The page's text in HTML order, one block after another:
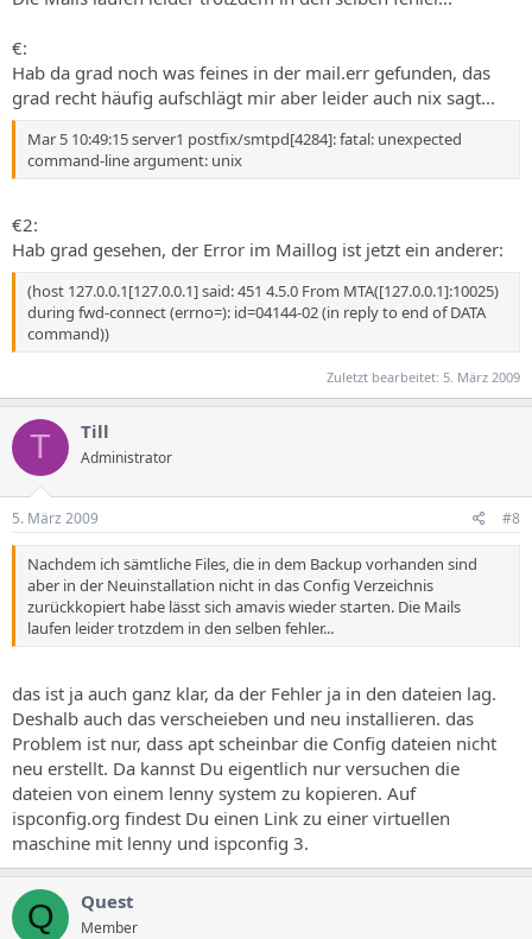
€:
Hab da grad noch was feines in der mail.err gefunden, das
grad recht häufig aufschlägt mir aber leider auch nix sagt...
Mar 5 10:49:15 server1 postfix/smtpd[4284]: fatal: unexpected
command-line argument: unix
€2:
Hab grad gesehen, der Error im Maillog ist jetzt ein anderer:
(host 127.0.0.1[127.0.0.1] said: 451 4.5.0 From MTA([127.0.0.1]:10025)
during fwd-connect (errno=): id=04144-02 (in reply to end of DATA
command))
Zuletzt bearbeitet: 5. März 2009
T Till
Administrator
5. März 2009 #8
Nachdem ich sämtliche Files, die in dem Backup vorhanden sind
aber in der Neuinstallation nicht in das Config Verzeichnis
zurückkopiert habe lässt sich amavis wieder starten. Die Mails
laufen leider trotzdem in den selben fehler...
das ist ja auch ganz klar, da der Fehler ja in den dateien lag.
Deshalb auch das verscheieben und neu installieren. das
Problem ist nur, dass apt scheinbar die Config dateien nicht
neu erstellt. Da kannst Du eigentlich nur versuchen die
dateien von einem lenny system zu kopieren. Auf
ispconfig.org findest Du einen Link zu einer virtuellen
maschine mit lenny und ispconfig 3.
Q Quest
Member